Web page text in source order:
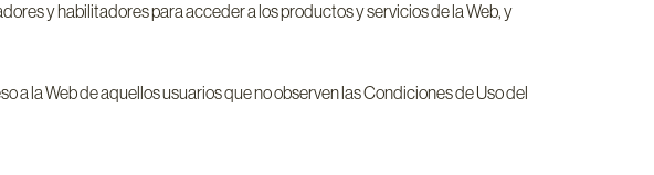
y habilitadores para acceder a los productos y servicios de la Web, y
a la Web de aquellos usuarios que no observen las Condiciones de Uso del